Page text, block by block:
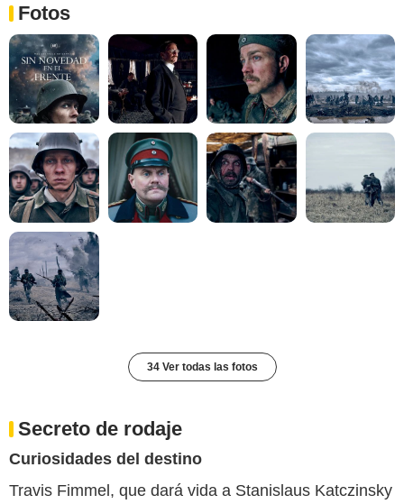
Fotos
34 Ver todas las fotos
Secreto de rodaje
Curiosidades del destino
Travis Fimmel, que dará vida a Stanislaus Katczinsky